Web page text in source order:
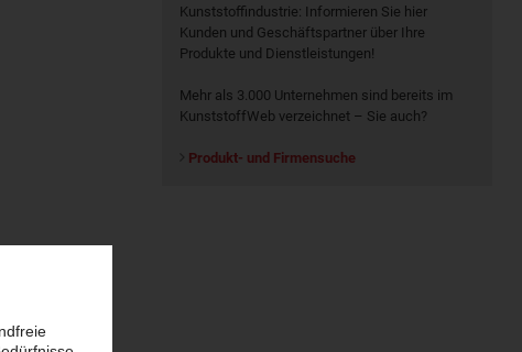
Kunststoffindustrie: Informieren Sie hier
Kunden und Geschäftspartner über Ihre
Produkte und Dienstleistungen!
Mehr als 3.000 Unternehmen sind bereits im
KunststoffWeb verzeichnet – Sie auch?
Produkt- und Firmensuche